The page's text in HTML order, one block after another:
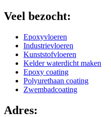
Veel bezocht:
Epoxyvloeren
Industrievloeren
Kunststofvloeren
Kelder waterdicht maken
Epoxy coating
Polyurethaan coating
Zwembadcoating
Adres: